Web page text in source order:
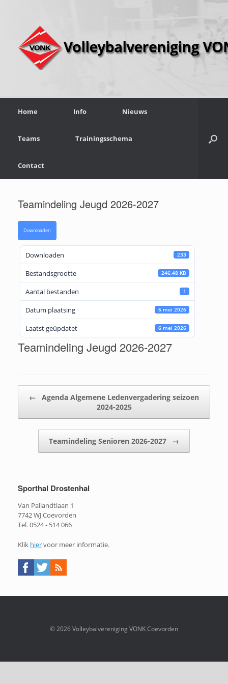
Home Info Nieuws
Teams Trainingsschema
Contact
Teamindeling Jeugd 2026-2027
Downloaden
Downloaden 233
Bestandsgrootte 246.48 KB
Aantal bestanden 1
Datum plaatsing 6 mei 2026
Laatst geüpdatet 6 mei 2026
Teamindeling Jeugd 2026-2027
←
Agenda Algemene Ledenvergadering seizoen
2024-2025
Teamindeling Senioren 2026-2027 →
Sporthal Drostenhal
Van Pallandtlaan 1
7742 WJ Coevorden
Tel. 0524 - 514 066
Klik hiervoor meer informatie.
© 2026 Volleybalvereniging VONK Coevorden